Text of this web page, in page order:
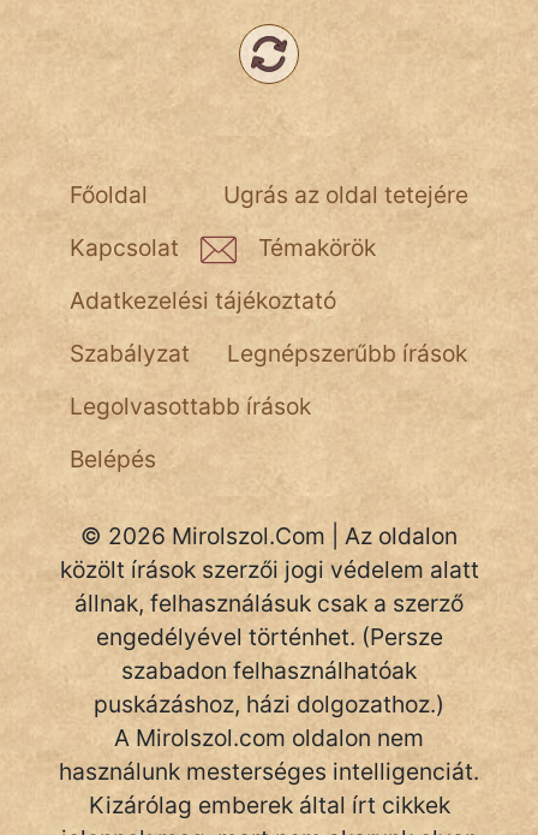
vörös ördög
nagyöreg
NapHold
Név nélkül
pszichopati
szegény legény
szemfüles
Ugrás az oldal tetejére
Főoldal
Kapcsolat
Témakörök
Adatkezelési tájékoztató
Szabályzat
Legnépszerűbb írások
Legolvasottabb írások
Belépés
© 2026 Mirolszol.Com | Az oldalon
közölt írások szerzői jogi védelem alatt
állnak, felhasználásuk csak a szerző
engedélyével történhet. (Persze
szabadon felhasználhatóak
puskázáshoz, házi dolgozathoz.)
A Mirolszol.com oldalon nem
használunk mesterséges intelligenciát.
Kizárólag emberek által írt cikkek